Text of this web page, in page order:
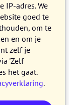
IP-adres. We
goed te
om te
en om je
zelf je
'Zelf
het gaat.
.